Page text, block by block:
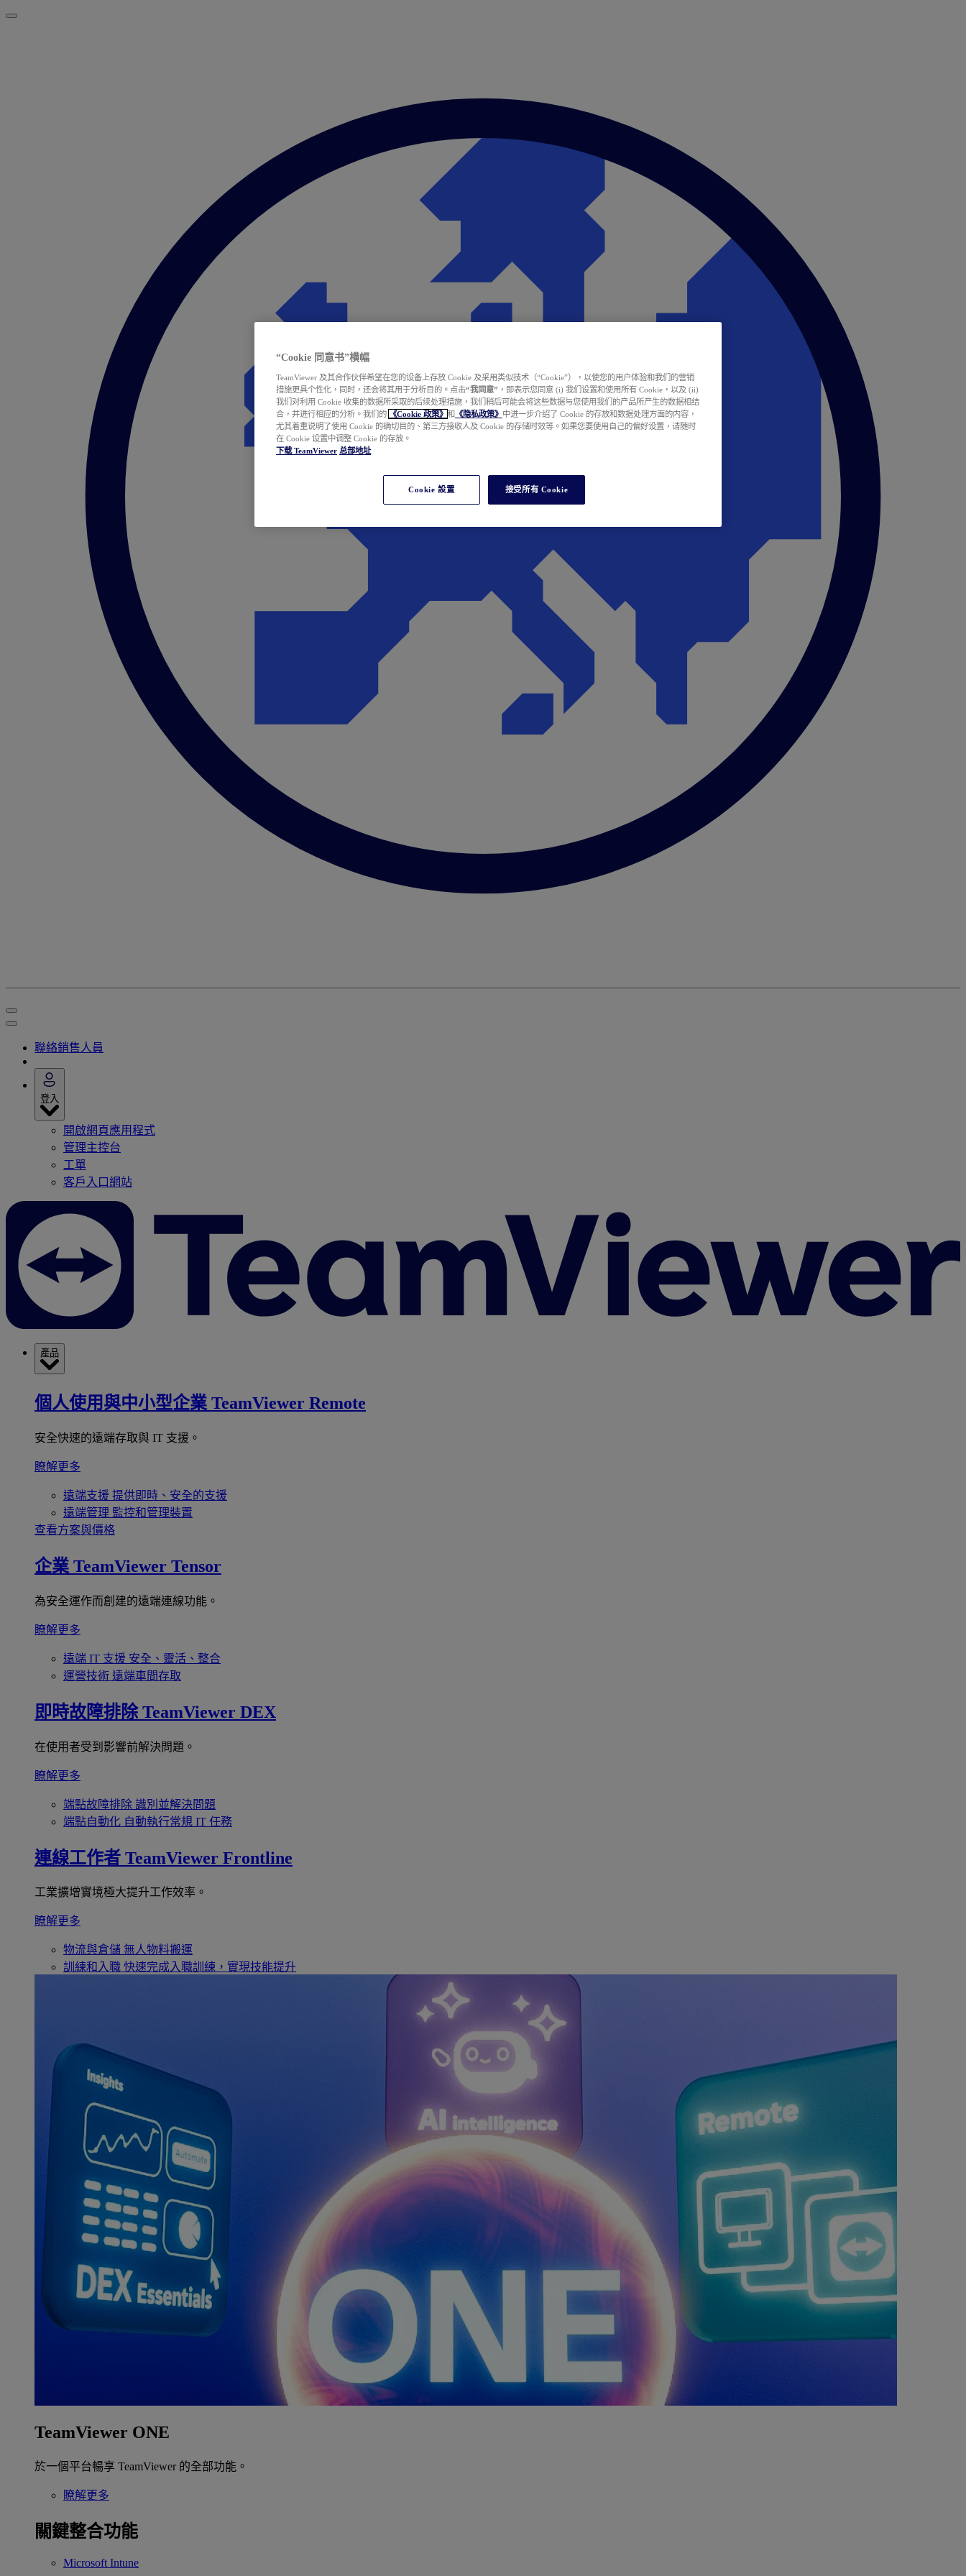
聯絡銷售人員
登入
開啟網頁應用程式
管理主控台
工單
客戶入口網站
產品
個人使用與中小型企業 TeamViewer Remote
安全快速的遠端存取與 IT 支援。
瞭解更多
遠端支援 提供即時、安全的支援
遠端管理 監控和管理裝置
查看方案與價格
企業 TeamViewer Tensor
為安全運作而創建的遠端連線功能。
瞭解更多
遠端 IT 支援 安全、靈活、整合
運營技術 遠端車間存取
即時故障排除 TeamViewer DEX
在使用者受到影響前解決問題。
瞭解更多
端點故障排除 識別並解決問題
端點自動化 自動執行常規 IT 任務
連線工作者 TeamViewer Frontline
工業擴增實境極大提升工作效率。
瞭解更多
物流與倉儲 無人物料搬運
訓練和入職 快速完成入職訓練，實現技能提升
TeamViewer ONE
於一個平台暢享 TeamViewer 的全部功能。
瞭解更多
關鍵整合功能
Microsoft Intune
“Cookie 同意书”横幅
TeamViewer 及其合作伙伴希望在您的设备上存放 Cookie 及采用类似技术（“Cookie”），以使您的用户体验和我们的营销
措施更具个性化，同时，还会将其用于分析目的。点击“我同意” ，即表示您同意 (i) 我们设置和使用所有 Cookie，以及 (ii)
我们对利用 Cookie 收集的数据所采取的后续处理措施，我们稍后可能会将这些数据与您使用我们的产品所产生的数据相结
合，并进行相应的分析。我们的
《Cookie 政策》 和 《隐私政策》 中进一步介绍了 Cookie 的存放和数据处理方面的内容，
尤其着重说明了使用 Cookie 的确切目的、第三方接收人及 Cookie 的存储时效等。如果您要使用自己的偏好设置，请随时
在 Cookie 设置中调整 Cookie 的存放。
下载 TeamViewer 总部地址
Cookie 設置 接受所有 Cookie